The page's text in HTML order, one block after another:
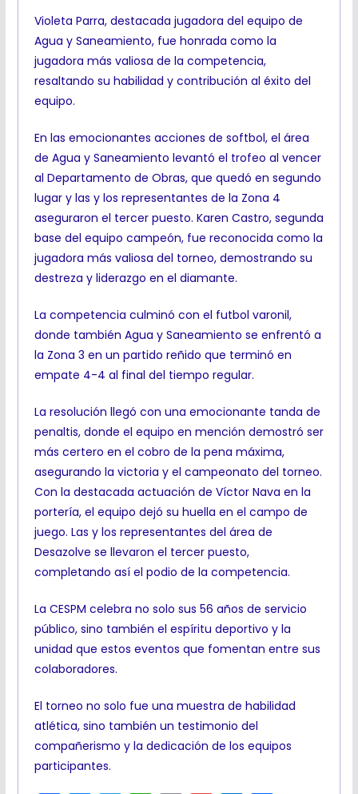
Violeta Parra, destacada jugadora del equipo de
Agua y Saneamiento, fue honrada como la
jugadora más valiosa de la competencia,
resaltando su habilidad y contribución al éxito del
equipo.
En las emocionantes acciones de softbol, el área
de Agua y Saneamiento levantó el trofeo al vencer
al Departamento de Obras, que quedó en segundo
lugar y las y los representantes de la Zona 4
aseguraron el tercer puesto. Karen Castro, segunda
base del equipo campeón, fue reconocida como la
jugadora más valiosa del torneo, demostrando su
destreza y liderazgo en el diamante.
La competencia culminó con el futbol varonil,
donde también Agua y Saneamiento se enfrentó a
la Zona 3 en un partido reñido que terminó en
empate 4-4 al final del tiempo regular.
La resolución llegó con una emocionante tanda de
penaltis, donde el equipo en mención demostró ser
más certero en el cobro de la pena máxima,
asegurando la victoria y el campeonato del torneo.
Con la destacada actuación de Víctor Nava en la
portería, el equipo dejó su huella en el campo de
juego. Las y los representantes del área de
Desazolve se llevaron el tercer puesto,
completando así el podio de la competencia.
La CESPM celebra no solo sus 56 años de servicio
público, sino también el espíritu deportivo y la
unidad que estos eventos que fomentan entre sus
colaboradores.
El torneo no solo fue una muestra de habilidad
atlética, sino también un testimonio del
compañerismo y la dedicación de los equipos
participantes.